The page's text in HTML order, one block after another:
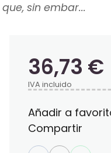
que, sin embar...
36,73 €
IVA incluido
Añadir a
Compartir